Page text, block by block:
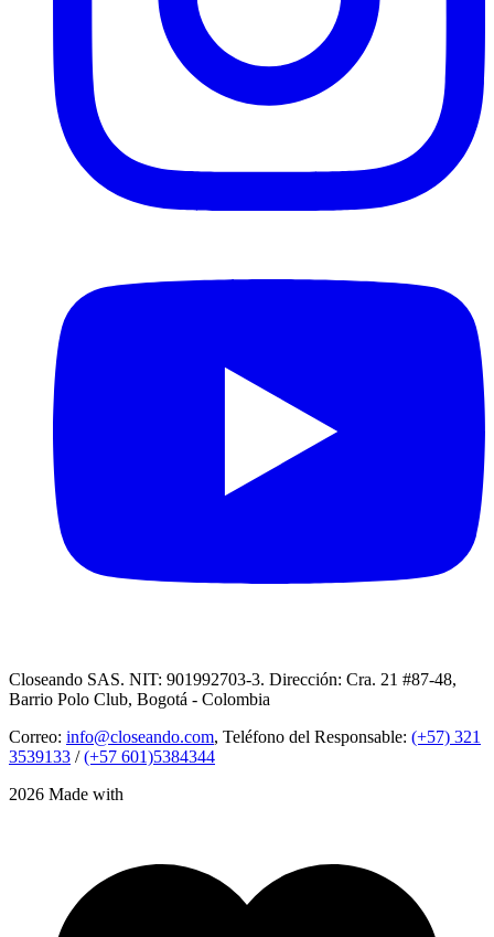
Closeando SAS. NIT: 901992703-3. Dirección: Cra. 21 #87-48,
Barrio Polo Club, Bogotá - Colombia
Correo: info@closeando.com, Teléfono del Responsable: (+57) 321
3539133 /(+57 601)5384344
2026 Made with